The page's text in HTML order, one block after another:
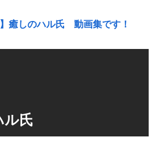
】癒しのハル氏 動画集です！
ル氏